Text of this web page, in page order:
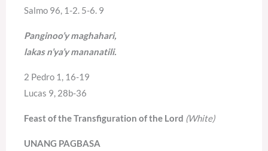
Salmo 96, 1-2. 5-6. 9
Panginoo’y maghahari,
lakas n’ya’y mananatili.
2 Pedro 1, 16-19
Lucas 9, 28b-36
Feast of the Transfiguration of the Lord (White)
UNANG PAGBASA